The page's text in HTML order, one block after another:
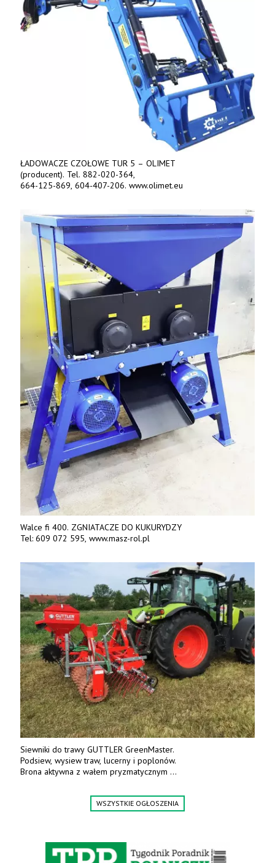
ŁADOWACZE CZOŁOWE TUR 5 – OLIMET
(producent). Tel. 882-020-364,
664-125-869, 604-407-206. www.olimet.eu
Walce fi 400. ZGNIATACZE DO KUKURYDZY
Tel: 609 072 595, www.masz-rol.pl
Siewniki do trawy GUTTLER GreenMaster.
Podsiew, wysiew traw, lucerny i poplonów.
Brona aktywna z wałem pryzmatycznym
Tel. 606 211 056, 507 158 699.
WSZYSTKIE OGŁOSZENIA